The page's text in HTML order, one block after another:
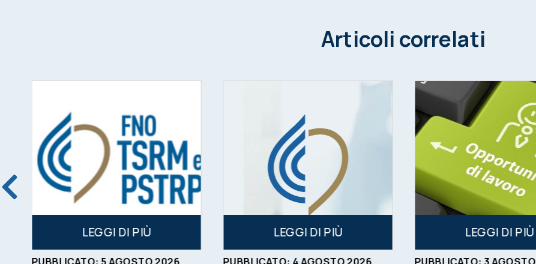
Articoli correlati
LEGGI DI PIÙ
PUBBLICATO: 5AGOSTO2026
LEGGI DI PIÙ
PUBBLICATO: 4AGOSTO2026
LEGGI DI PIÙ
PUBBLICATO: 3AGOSTO